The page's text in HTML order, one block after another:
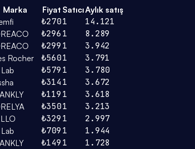
Marka Fiyat SatıcıAylık satış
₺2701
14.121
₺296 1
8.289
₺299 1
3.942
Rocher ₺5601
3.791
₺579 1
3.780
₺3141
3.672
₺119 1
3.618
₺3501
3.213
₺329 1
2.997
₺709 1
1.944
₺149 1
1.728